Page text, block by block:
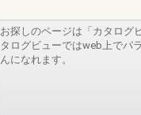
お探しのページは「カタログ
タログビューではweb上でパ
んになれます。